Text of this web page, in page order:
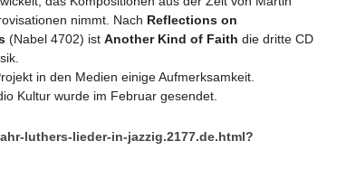
nimmt. Nach Reflections on
(Nabel 4702) ist Another Kind of Faith die dritte CD
in den Medien einige Aufmerksamkeit.
Kultur wurde im Februar gesendet.
luthers-lieder-in-jazzig.2177.de.html?